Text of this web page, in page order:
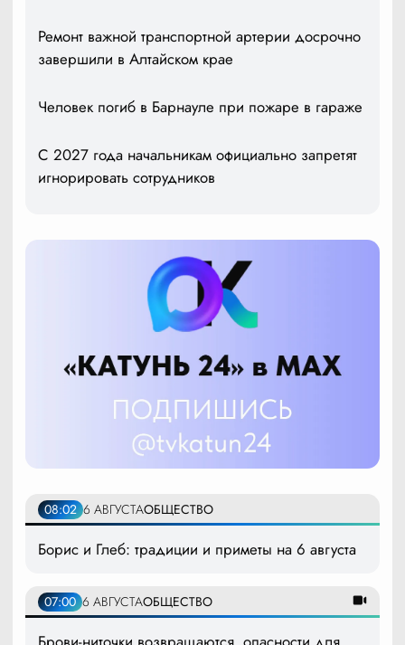
Ремонт важной транспортной артерии досрочно
завершили в Алтайском крае
Человек погиб в Барнауле при пожаре в гараже
С 2027 года начальникам официально запретят
игнорировать сотрудников
08:02 6 АВГУСТАОБЩЕСТВО
Борис и Глеб: традиции и приметы на 6 августа
07:00 6 АВГУСТАОБЩЕСТВО